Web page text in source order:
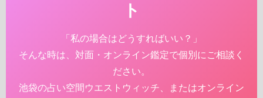
ト
「私の場合はどうすればいい？」
そんな時は、対面・オンライン鑑定で個別にご相談く
ださい。
池袋の占い空間ウエストウィッチ、またはオンライン